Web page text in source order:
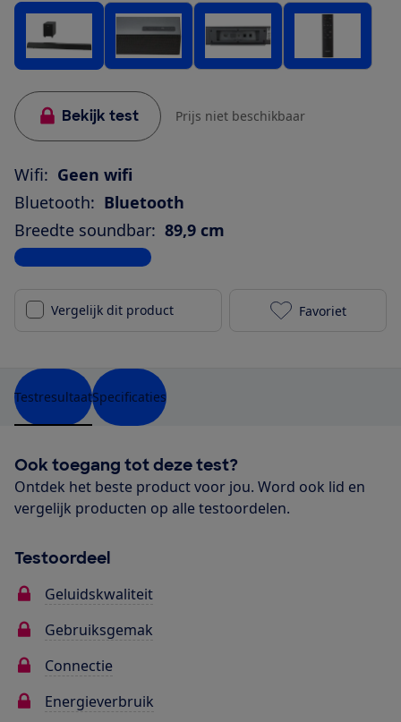
Bekijk test Prijs niet beschikbaar
Wifi: Geen wifi
Bluetooth: Bluetooth
Breedte soundbar: 89,9 cm
Bekijk alle specificaties
Vergelijk dit product Philips
Favoriet
TestresultaatSpecificaties
Ook toegang tot deze test?
Ontdek het beste product voor jou. Word ook lid en
vergelijk producten op alle testoordelen.
Testoordeel
Geluidskwaliteit
Gebruiksgemak
Connectie
Energieverbruik